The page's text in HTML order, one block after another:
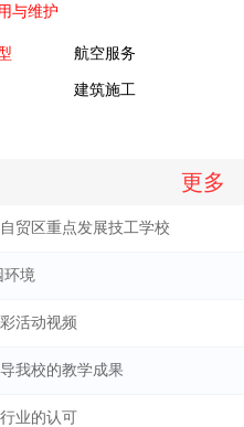
与维护
航空服务
建筑施工
更多
贸区重点发展技工学校
环境
活动视频
我校的教学成果
业的认可